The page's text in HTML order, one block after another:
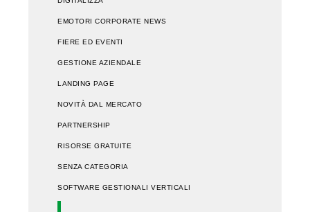
EMOTORI CORPORATE NEWS
FIERE ED EVENTI
GESTIONE AZIENDALE
LANDING PAGE
NOVITÀ DAL MERCATO
PARTNERSHIP
RISORSE GRATUITE
SENZA CATEGORIA
SOFTWARE GESTIONALI VERTICALI